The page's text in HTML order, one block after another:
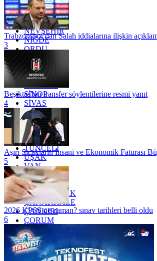
MERSİN
MUĞLA
MUŞ
NEVŞEHİR
NİĞDE
ORDU
OSMANİYE
RİZE
SAKARYA
SİNOP
SİVAS
SİİRT
TEKİRDAĞ
TOKAT
TRABZON
TUNCELİ
UŞAK
VAN
YALOVA
YOZGAT
ZONGULDAK
ÇANAKKALE
ÇANKIRI
ÇORUM
İSTANBUL
İZMİR
ŞANLIURFA
ŞIRNAK
Trabzonspor'dan Salah iddialarına ilişkin
3
Beşiktaş'tan transfer söylentilerine resmi yanıt
4
Aşırı Sıcakların İnsani ve Ekonomik Faturası
5
2026 KPSS ne zaman? sınav tarihleri belli oldu
6